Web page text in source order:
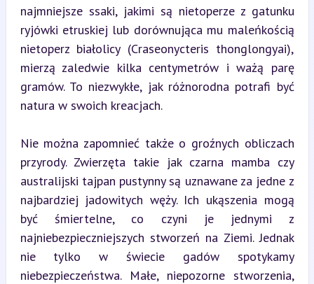
najmniejsze ssaki, jakimi są nietoperze z gatunku
ryjówki etruskiej lub dorównująca mu maleńkością
nietoperz białolicy (Craseonycteris thonglongyai),
mierzą zaledwie kilka centymetrów i ważą parę
gramów. To niezwykłe, jak różnorodna potrafi być
natura w swoich kreacjach.
Nie można zapomnieć także o groźnych obliczach
przyrody. Zwierzęta takie jak czarna mamba czy
australijski tajpan pustynny są uznawane za jedne z
najbardziej jadowitych węży. Ich ukąszenia mogą
być śmiertelne, co czyni je jednymi z
najniebezpieczniejszych stworzeń na Ziemi. Jednak
nie tylko w świecie gadów spotykamy
niebezpieczeństwa. Małe, niepozorne stworzenia,